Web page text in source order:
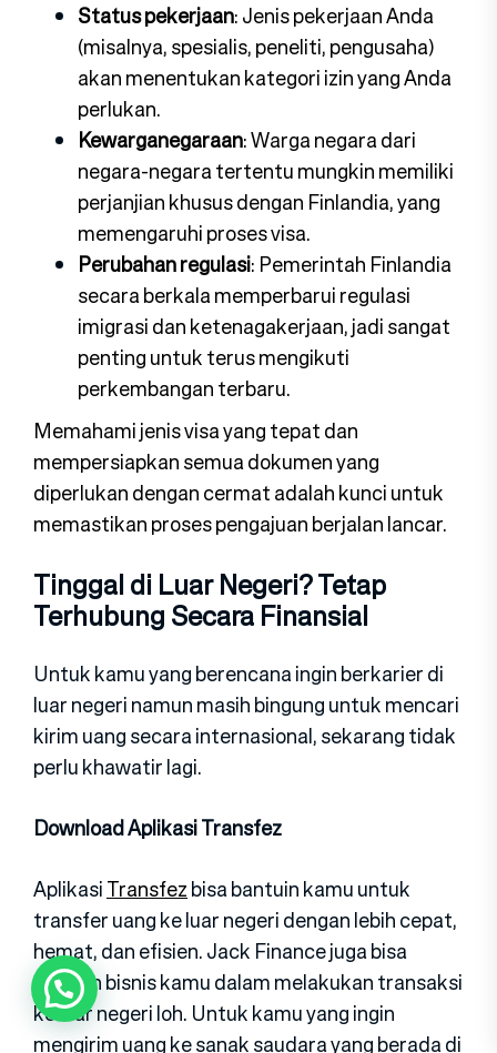
Status pekerjaan: Jenis pekerjaan Anda
(misalnya, spesialis, peneliti, pengusaha)
akan menentukan kategori izin yang Anda
perlukan.
Kewarganegaraan: Warga negara dari
negara-negara tertentu mungkin memiliki
perjanjian khusus dengan Finlandia, yang
memengaruhi proses visa.
Perubahan regulasi: Pemerintah Finlandia
secara berkala memperbarui regulasi
imigrasi dan ketenagakerjaan, jadi sangat
penting untuk terus mengikuti
perkembangan terbaru.
Memahami jenis visa yang tepat dan
mempersiapkan semua dokumen yang
diperlukan dengan cermat adalah kunci untuk
memastikan proses pengajuan berjalan lancar.
Tinggal di Luar Negeri? Tetap
Terhubung Secara Finansial
Untuk kamu yang berencana ingin berkarier di
luar negeri namun masih bingung untuk mencari
kirim uang secara internasional, sekarang tidak
perlu khawatir lagi.
Download Aplikasi Transfez
AplikasiTransfezbisa bantuin kamu untuk
transfer uang ke luar negeri dengan lebih cepat,
hemat, dan efisien. Jack Finance juga bisa
bantuin bisnis kamu dalam melakukan transaksi
ke luar negeri loh. Untuk kamu yang ingin
mengirim uang ke sanak saudara yang berada di